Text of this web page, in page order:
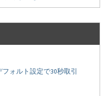
ォルト設定で30秒取引